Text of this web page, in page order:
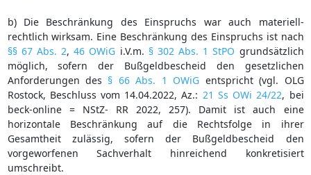
b) Die Beschränkung des Einspruchs war auch materiell-
rechtlich wirksam. Eine Beschränkung des Einspruchs ist nach
§§ 67 Abs. 2,46 OWiG i.V.m. § 302 Abs. 1 StPO grundsätzlich
möglich, sofern der Bußgeldbescheid den gesetzlichen
Anforderungen des § 66 Abs. 1 OWiG entspricht (vgl. OLG
Rostock, Beschluss vom 14.04.2022, Az.: 21 Ss OWi 24/22, bei
beck-online = NStZ- RR 2022, 257). Damit ist auch eine
horizontale Beschränkung auf die Rechtsfolge in ihrer
Gesamtheit zulässig, sofern der Bußgeldbescheid den
vorgeworfenen Sachverhalt hinreichend konkretisiert
umschreibt.